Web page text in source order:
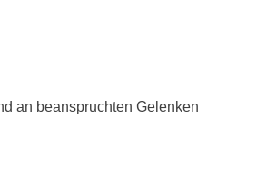
an beanspruchten Gelenken